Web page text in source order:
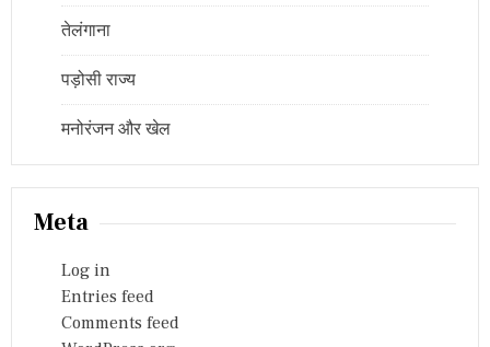
तेलंगाना
पड़ोसी राज्य
मनोरंजन और खेल
Meta
Log in
Entries feed
Comments feed